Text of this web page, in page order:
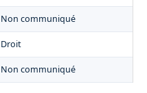
Non communiqué
Droit
Non communiqué